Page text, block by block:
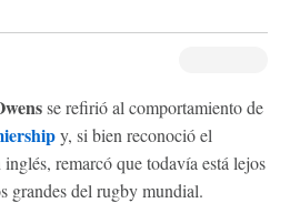
se refirió al comportamiento de
y, si bien reconoció el
remarcó que todavía está lejos
grandes del rugby mundial.